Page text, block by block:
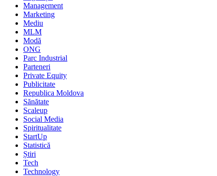
Management
Marketing
Mediu
MLM
Modă
ONG
Parc Industrial
Parteneri
Private Equity
Publicitate
Republica Moldova
Sănătate
Scaleup
Social Media
Spiritualitate
StartUp
Statistică
Știri
Tech
Technology